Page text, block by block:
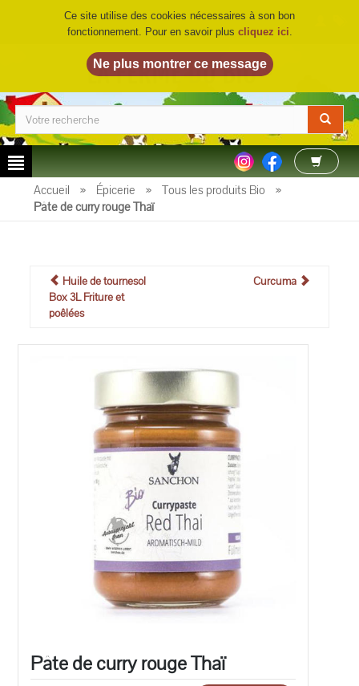
LA FERME DU BIO©
Accueil » Épicerie » Tous les produits Bio
»
Pâte de curry rouge Thaï
Huile de tournesol
Box 3L Friture et
poêlées
Curcuma
Pâte de curry rouge Thaï
Ce site utilise des cookies nécessaires à son bon
fonctionnement. Pour en savoir plus cliquez ici.